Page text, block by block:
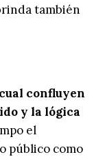
también
confluyen
y la lógica
el
público como